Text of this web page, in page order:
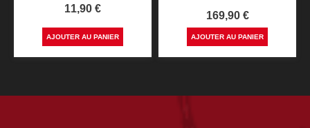
Prix
11,90 €
AJOUTER AU PANIER
Prix
169,90 €
AJOUTER AU PANIER